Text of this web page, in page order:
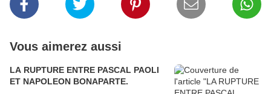
Vous aimerez aussi
LA RUPTURE ENTRE PASCAL PAOLI
ET NAPOLEON BONAPARTE.